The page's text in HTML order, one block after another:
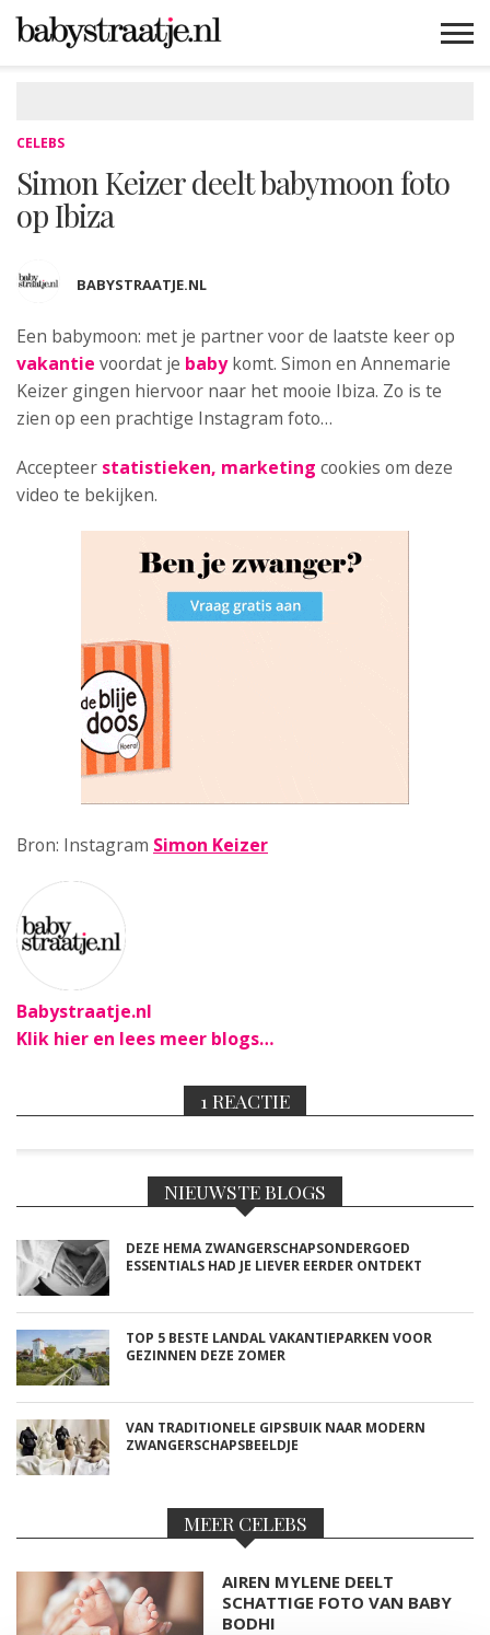
CELEBS
Simon Keizer deelt babymoon foto
op Ibiza
BABYSTRAATJE.NL
Een babymoon: met je partnervoor de laatste keer op
vakantie voordat je babykomt. Simon en Annemarie
Keizer gingen hiervoor naar het mooie Ibiza. Zo is te
zien op een prachtige Instagram foto…
Accepteer statistieken, marketing cookies om deze
video te bekijken.
Bron: Instagram Simon Keizer
Babystraatje.nl
Klik hier en lees meer blogs…
1 REACTIE
NIEUWSTE BLOGS
DEZE HEMA ZWANGERSCHAPSONDERGOED
ESSENTIALS HAD JE LIEVER EERDER ONTDEKT
TOP 5 BESTE LANDAL VAKANTIEPARKEN VOOR
GEZINNEN DEZE ZOMER
VAN TRADITIONELE GIPSBUIK NAAR MODERN
ZWANGERSCHAPSBEELDJE
MEER CELEBS
AIREN MYLENE DEELT
SCHATTIGE FOTO VAN BABY
BODHI